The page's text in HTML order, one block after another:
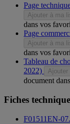
Page
Ajouter à ma
dans vos
Page
Ajouter à ma
dans vos
Tableau de
2022)
Ajouter
document
Fiches
F01511EN-